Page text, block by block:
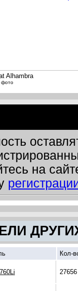
Alhambra
фото
на
Кол-
27656